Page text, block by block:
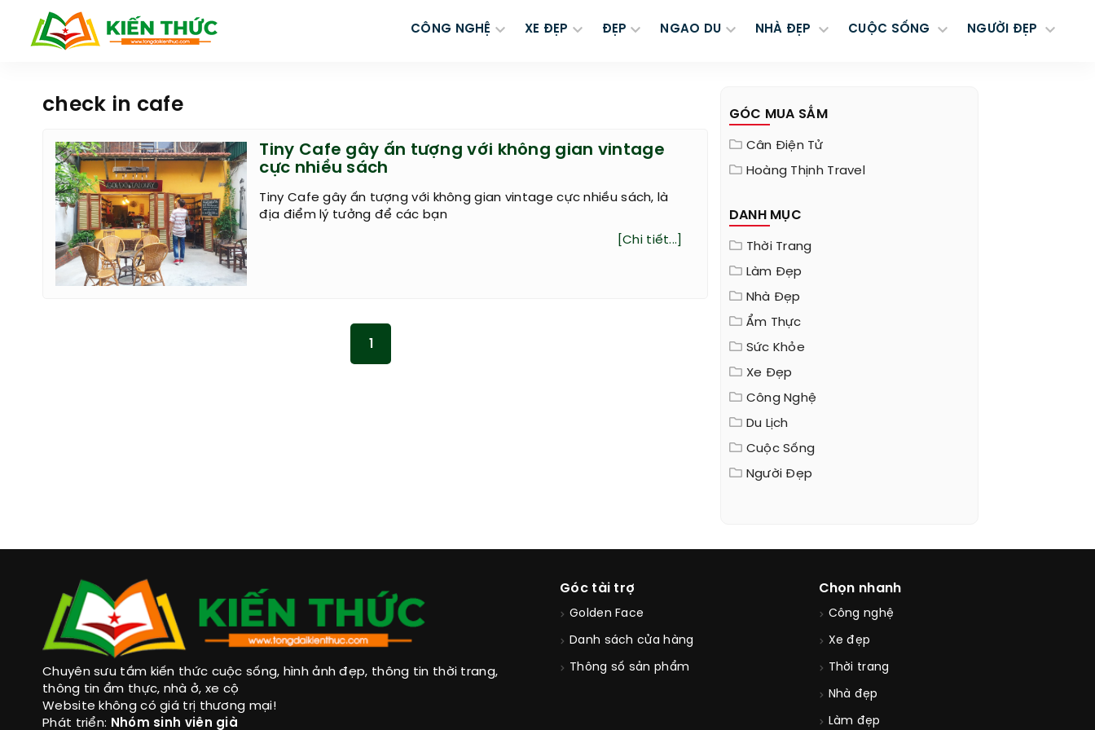
CÔNG NGHỆ XE ĐẸP ĐẸP NGAO DU NHÀ ĐẸP CUỘC SỐNG NGƯỜI ĐẸP
check in cafe
Tiny Cafe gây ấn tượng với không gian vintage
cực nhiều sách
Tiny Cafe gây ấn tượng với không gian vintage cực nhiều sách, là
địa điểm lý tưởng để các bạn
[Chi tiết...]
GÓC MUA SẮM
Cân Điện Tử
Hoàng Thịnh Travel
DANH MỤC
Thời Trang
Làm Đẹp
Nhà Đẹp
Ẩm Thực
Sức Khỏe
Xe Đẹp
Công Nghệ
Du Lịch
Cuộc Sống
Người Đẹp
Chuyên sưu tầm kiến thức cuộc sống, hình ảnh đẹp, thông tin thời trang,
thông tin ẩm thực, nhà ở, xe cộ
Website không có giá trị thương mại!
Phát triển: Nhóm sinh viên già
Góc tài trợ
Golden Face
Danh sách cửa hàng
Thông số sản phẩm
Chọn nhanh
Công nghệ
Xe đẹp
Thời trang
Nhà đẹp
Làm đẹp